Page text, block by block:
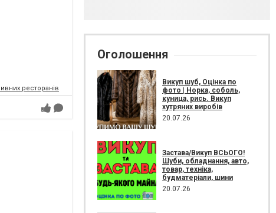
ресторанів
Оголошення
Викуп шуб, Оцінка по
фото | Норка, соболь,
куница, рись. Викуп
хутряних виробів
20.07.26
Застава/Викуп ВСЬОГО!
Шуби, обладнання, авто,
товар, техніка,
будматеріали, шини
20.07.26